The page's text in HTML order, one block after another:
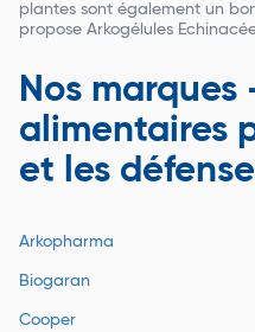
plantes sont également un
propose Arkogélules
Nos
alimentaires
et les
Arkopharma
Biogaran
Cooper